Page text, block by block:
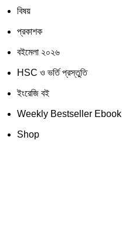
বিষয়
প্রকাশক
বইমেলা ২০২৬
HSC ও ভর্তি প্রস্তুতি
ইংরেজি বই
Weekly Bestseller Ebook
Shop